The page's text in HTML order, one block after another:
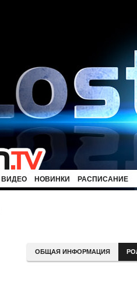
ВИДЕО НОВИНКИ РАСПИСАНИЕ
ОБЩАЯ ИНФОРМАЦИЯ